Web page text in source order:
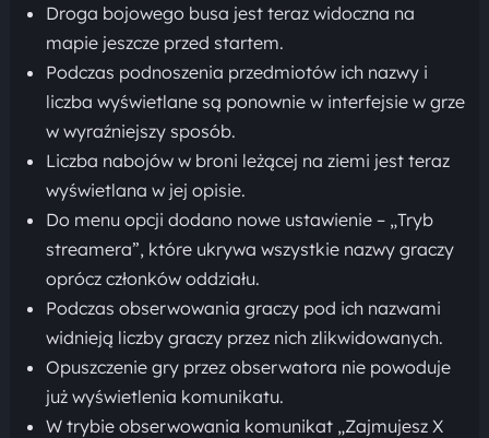
Droga bojowego busa jest teraz widoczna na
mapie jeszcze przed startem.
Podczas podnoszenia przedmiotów ich nazwy i
liczba wyświetlane są ponownie w interfejsie w grze
w wyraźniejszy sposób.
Liczba nabojów w broni leżącej na ziemi jest teraz
wyświetlana w jej opisie.
Do menu opcji dodano nowe ustawienie – „Tryb
streamera”, które ukrywa wszystkie nazwy graczy
oprócz członków oddziału.
Podczas obserwowania graczy pod ich nazwami
widnieją liczby graczy przez nich zlikwidowanych.
Opuszczenie gry przez obserwatora nie powoduje
już wyświetlenia komunikatu.
W trybie obserwowania komunikat „Zajmujesz X